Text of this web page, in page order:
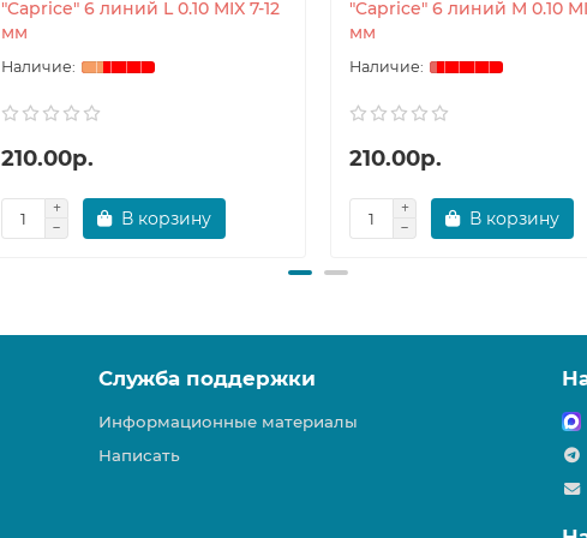
"Caprice" 6 линий L 0.10 MIX 7-12
мм
210.00р.
В корзину
"Caprice" 6 линий M 0.10
мм
210.00р.
В корзину
Служба поддержки
Информационные материалы
Написать